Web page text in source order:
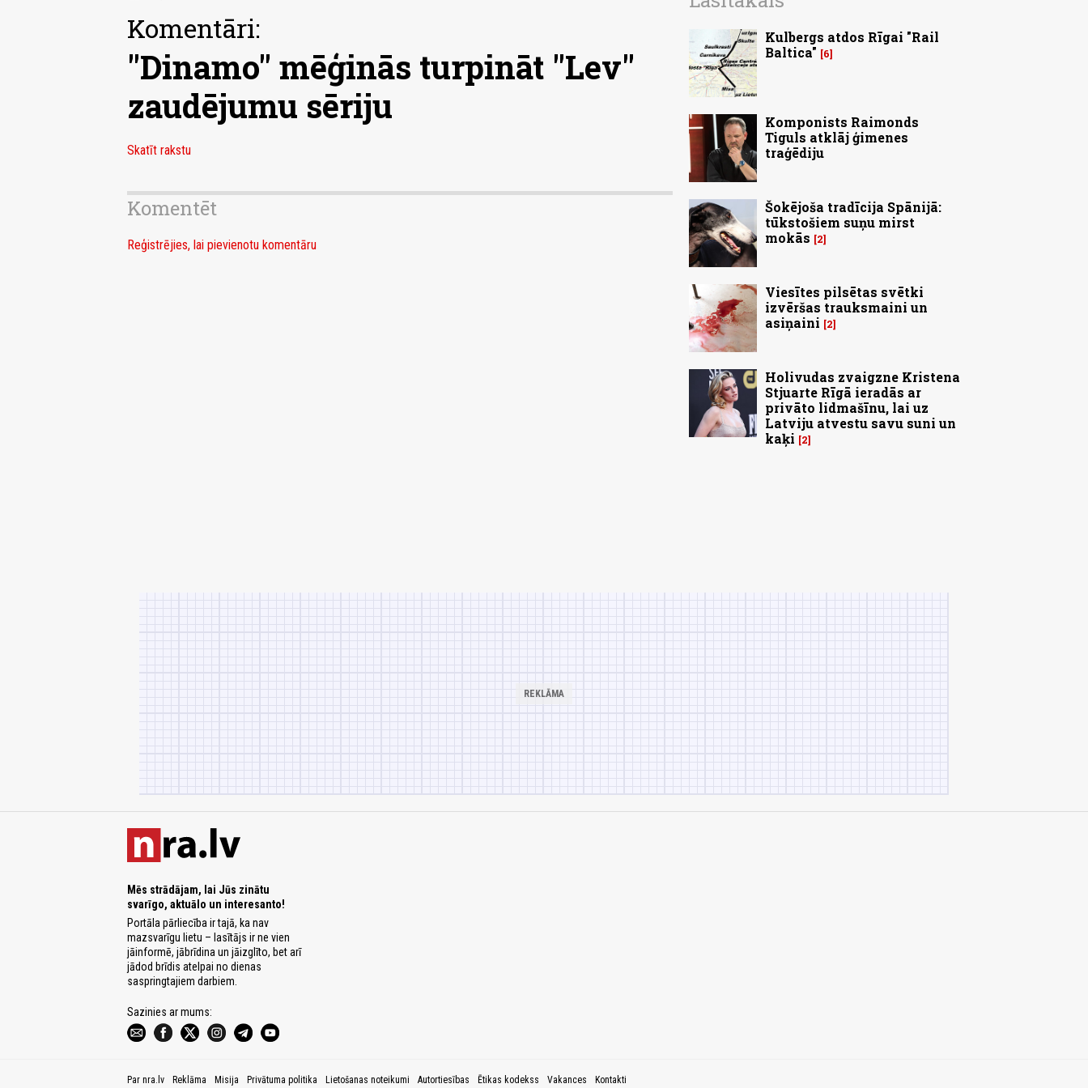
Komentāri:
"Dinamo" mēģinās turpināt "Lev"
zaudējumu sēriju
Skatīt rakstu
Komentēt
Reģistrējies, lai pievienotu komentāru
Kulbergs atdos Rīgai "Rail
Baltica"
6
Komponists Raimonds
Tiguls atklāj ģimenes
traģēdiju
Šokējoša tradīcija Spānijā:
tūkstošiem suņu mirst
mokās
2
Viesītes pilsētas svētki
izvēršas trauksmaini un
asiņaini
2
Holivudas zvaigzne Kristena
Stjuarte Rīgā ieradās ar
privāto lidmašīnu, lai uz
Latviju atvestu savu suni un
kaķi
2
Mēs strādājam, lai Jūs zinātu
svarīgo, aktuālo un interesanto!
Portāla pārliecība ir tajā, ka nav
mazsvarīgu lietu – lasītājs ir ne vien
jāinformē, jābrīdina un jāizglīto, bet arī
jādod brīdis atelpai no dienas
saspringtajiem darbiem.
Sazinies ar mums:
Par nra.lv Reklāma Misija Privātuma politika Lietošanas noteikumi Autortiesības Ētikas kodekss Vakances Kontakti